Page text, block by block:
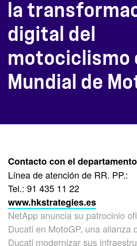
la
digital del
motociclismo
Mundial de
Contacto con el
Línea de atención de RR. PP.:
Tel.: 91 435 11 22
www.hkstrategies.es
NetApp anuncia su patrocinio
Ducati en MotoGP, una alianza
Ducati modernizar sus